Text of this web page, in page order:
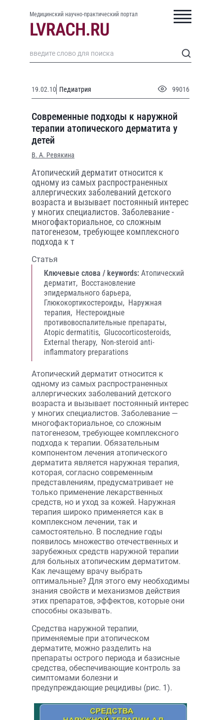
Медицинский научно-практический портал
19.02.10 Педиатрия 99016
Современные подходы к наружной
терапии атопического дерматита у
детей
В. А. Ревякина
Aтопический дерматит относится к
одному из самых распространенных
аллергических заболеваний детского
возраста и вызывает постоянный интерес
у многих специалистов. Заболевание -
многофакториальное, со сложным
патогенезом, требующее комплексного
подхода к т
Статья
Ключевые слова / keywords: Атопический
дерматит, Восстановление
эпидермального барьера,
Глюкокортикостероиды, Наружная
терапия, Нестероидные
противовоспалительные препараты,
Atopic dermatitis, Glucocorticosteroids,
External therapy, Non-steroid anti-
inflammatory preparations
Aтопический дерматит относится к
одному из самых распространенных
аллергических заболеваний детского
возраста и вызывает постоянный интерес
у многих специалистов. Заболевание —
многофакториальное, со сложным
патогенезом, требующее комплексного
подхода к терапии. Обязательным
компонентом лечения атопического
дерматита является наружная терапия,
которая, согласно современным
представлениям, предусматривает не
только применение лекарственных
средств, но и уход за кожей. Наружная
терапия широко применяется как в
комплексном лечении, так и
самостоятельно. В последние годы
появилось множество отечественных и
зарубежных средств наружной терапии
для больных атопическим дерматитом.
Как лечащему врачу выбрать
оптимальные? Для этого ему необходимы
знания свойств и механизмов действия
этих препаратов, эффектов, которые они
способны оказывать.
Средства наружной терапии,
применяемые при атопическом
дерматите, можно разделить на
препараты острого периода и базисные
средства, обеспечивающие контроль за
симптомами болезни и
предупреждающие рецидивы (рис. 1).